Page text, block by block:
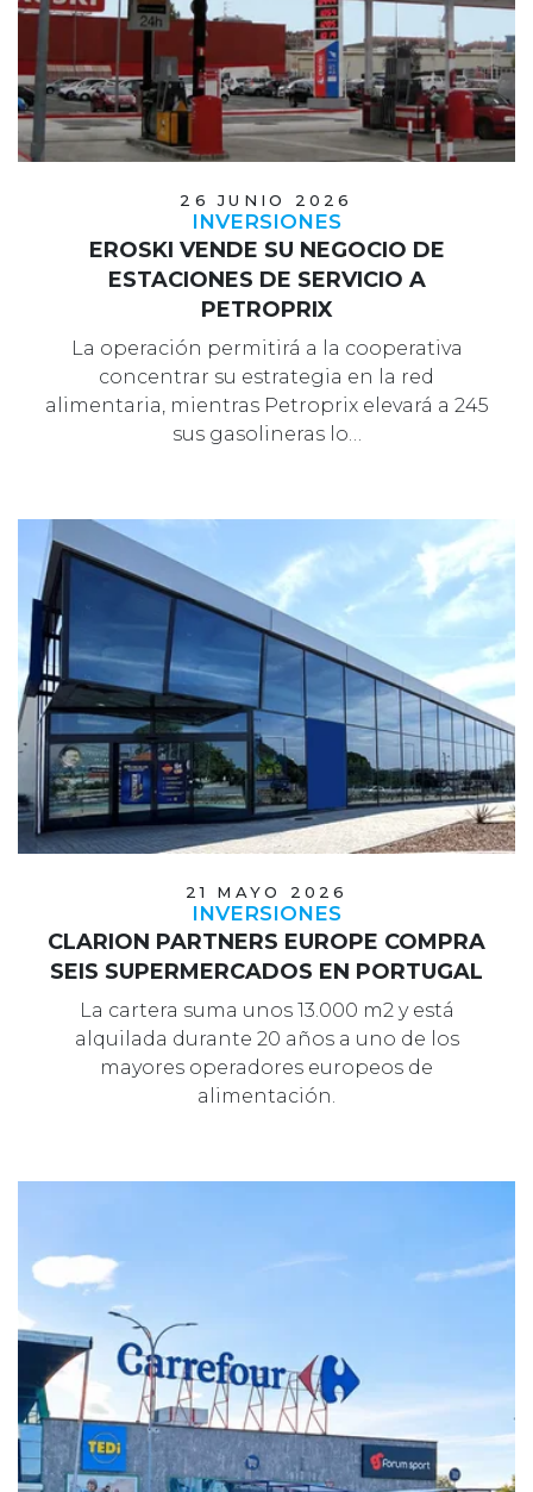
26 JUNIO 2026
INVERSIONES
EROSKI VENDE SU NEGOCIO DE
ESTACIONES DE SERVICIO A
PETROPRIX
La operación permitirá a la cooperativa
concentrar su estrategia en la red
alimentaria, mientras Petroprix elevará a 245
sus gasolineras lo…
21 MAYO 2026
INVERSIONES
CLARION PARTNERS EUROPE COMPRA
SEIS SUPERMERCADOS EN PORTUGAL
La cartera suma unos 13.000 m2 y está
alquilada durante 20 años a uno de los
mayores operadores europeos de
alimentación.